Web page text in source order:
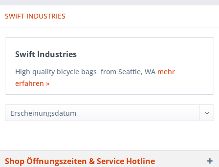
SWIFT INDUSTRIES
Swift Industries
High quality bicycle bags from Seattle, WA mehr
erfahren »
Shop Öffnungszeiten & Service Hotline